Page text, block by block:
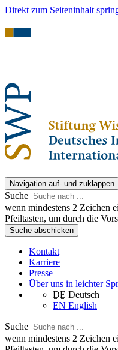
Direkt zum Seiteninhalt
Navigation auf- und zuklappen
Suche
wenn mindestens 2 Zeichen
Pfeiltasten, um durch die
Suche abschicken
Kontakt
Karriere
Presse
Über uns in leichter
DE Deutsch
EN English
Suche
wenn mindestens 2 Zeichen